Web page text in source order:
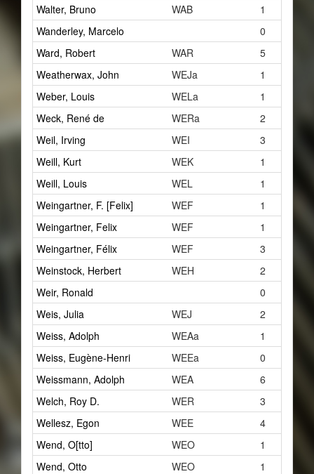
Walter, Bruno
WAB
1
Wanderley, Marcelo
0
Ward, Robert
WAR
5
Weatherwax, John
WEJa
1
Weber, Louis
WELa
1
Weck, René de
WERa
2
Weil, Irving
WEI
3
Weill, Kurt
WEK
1
Weill, Louis
WEL
1
Weingartner, F. [Felix]
WEF
1
Weingartner, Felix
WEF
1
Weingartner, Félix
WEF
3
Weinstock, Herbert
WEH
2
Weir, Ronald
0
Weis, Julia
WEJ
2
Weiss, Adolph
WEAa
1
Weiss, Eugène-Henri
WEEa
0
Weissmann, Adolph
WEA
6
Welch, Roy D.
WER
3
Wellesz, Egon
WEE
4
Wend, O[tto]
WEO
1
Wend, Otto
WEO
1